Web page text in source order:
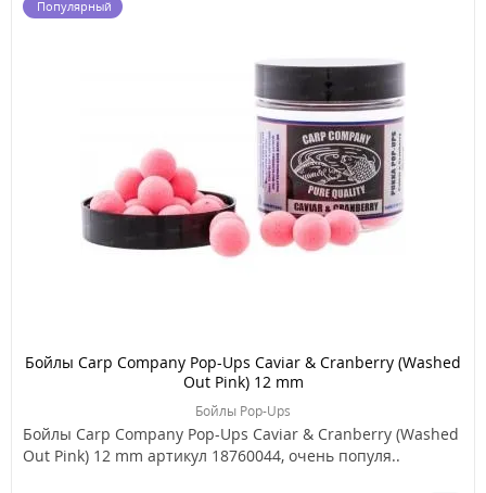
Популярный
Бойлы Carp Company Pop-Ups Caviar & Cranberry (Washed
Out Pink) 12 mm
Бойлы Pop-Ups
Бойлы Carp Company Pop-Ups Caviar & Cranberry (Washed
Out Pink) 12 mm артикул 18760044, очень популя..